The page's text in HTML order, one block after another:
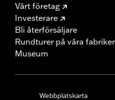
Vårt företag
Investerare
Bli återförsäljare
Rundturer på våra fabriker
Museum
Webbplatskarta